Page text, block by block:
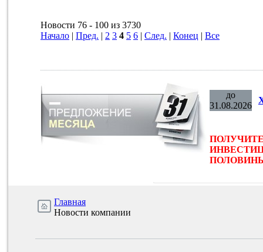
Новости 76 - 100 из 3730
Начало | Пред. | 2 3 4 5 6 | След. | Конец | Все
до
31.08.2026
ПОЛОВИНЫ
Главная
Новости компании